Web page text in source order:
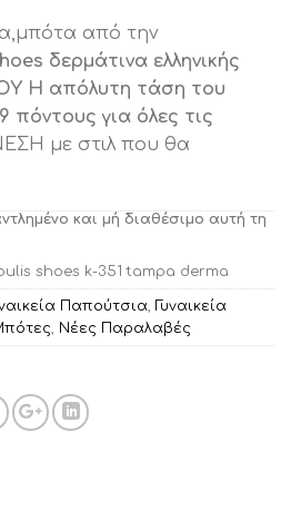
από την
δερμάτινα ελληνικής
H απόλυτη τάση του
πόντους για όλες τις
με στιλ που θα
και μή διαθέσιμο αυτή τη
shoes k-351 tampa derma
Παπούτσια, Γυναικεία
, Νέες Παραλαβές